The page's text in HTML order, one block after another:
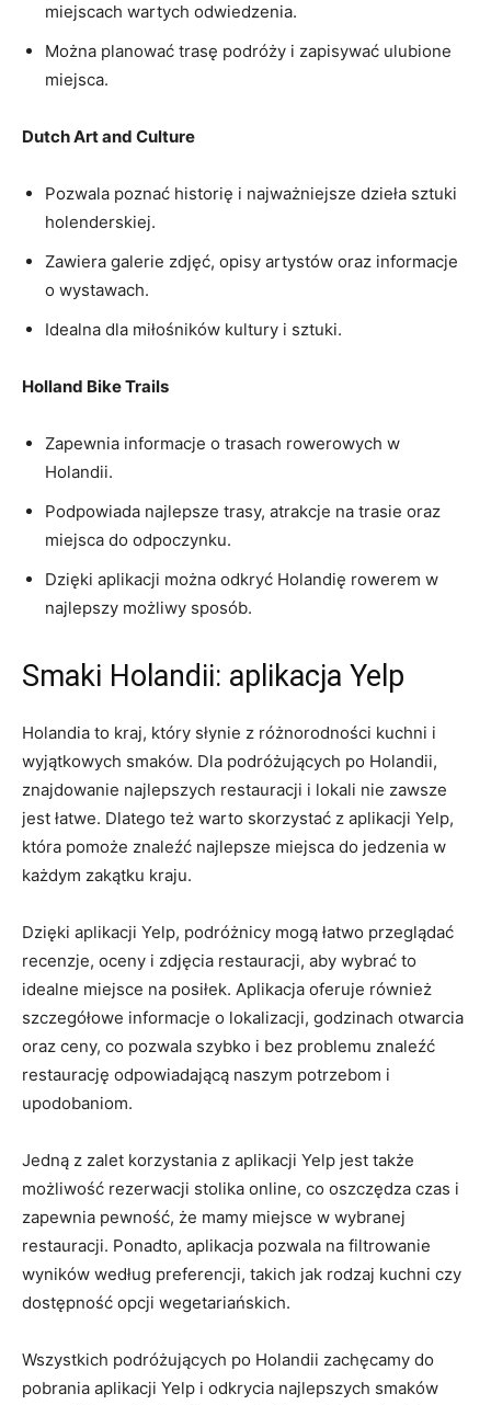
miejscach wartych odwiedzenia.
Można planować trasę podróży i zapisywać ulubione
miejsca.
Dutch ​Art and Culture
Pozwala ⁣poznać⁤ historię i najważniejsze dzieła sztuki
holenderskiej.
Zawiera galerie zdjęć, opisy artystów oraz informacje
o wystawach.
Idealna dla miłośników kultury i sztuki.
Holland Bike Trails
Zapewnia informacje o trasach rowerowych w
Holandii.
Podpowiada najlepsze trasy, atrakcje na trasie oraz
‌miejsca do​ odpoczynku.
Dzięki aplikacji można odkryć Holandię rowerem w
⁢najlepszy⁢ możliwy⁢ sposób.
Smaki ⁣Holandii: aplikacja Yelp
Holandia ⁤to kraj, który słynie z różnorodności kuchni i
wyjątkowych smaków.‌ Dla podróżujących po Holandii,
znajdowanie najlepszych restauracji i lokali nie zawsze
jest łatwe. Dlatego też warto skorzystać z aplikacji Yelp,
która pomoże znaleźć najlepsze miejsca do jedzenia w
każdym zakątku kraju.
Dzięki aplikacji Yelp, podróżnicy mogą ‍łatwo⁢ przeglądać⁣
recenzje, oceny⁢ i zdjęcia restauracji, aby wybrać to
idealne⁤ miejsce na posiłek. Aplikacja oferuje również
szczegółowe informacje o lokalizacji, ‌godzinach otwarcia
oraz ceny, co pozwala szybko​ i bez problemu ⁤znaleźć⁢
restaurację ​odpowiadającą‍ naszym potrzebom i​
upodobaniom.
Jedną z zalet ​korzystania z ⁤aplikacji Yelp jest także
możliwość rezerwacji stolika online,⁣ co oszczędza ‍czas i
⁣zapewnia pewność, że mamy⁣ miejsce w‍ wybranej
restauracji. Ponadto, aplikacja ​pozwala na filtrowanie
wyników według ⁢preferencji, takich jak rodzaj kuchni czy
dostępność​ opcji wegetariańskich.
Wszystkich podróżujących po Holandii zachęcamy do
pobrania aplikacji Yelp i odkrycia najlepszych smaków